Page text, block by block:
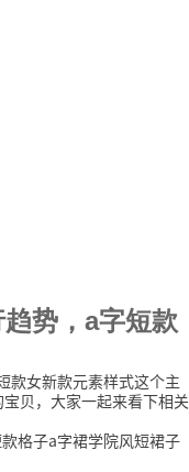
势，a字短款
款女新款元素样式这个主
贝，大家一起来看下相关
格子a字裙学院风短裙子